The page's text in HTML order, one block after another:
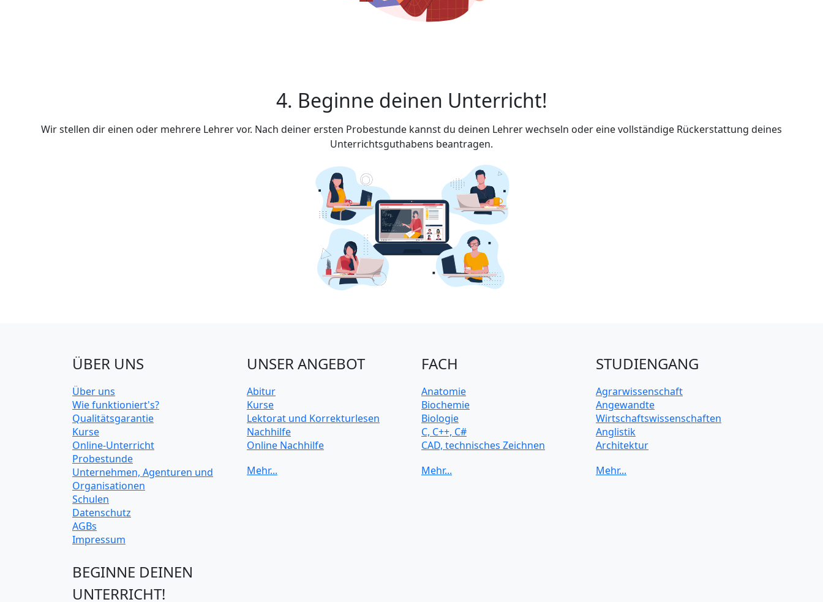
4. Beginne deinen Unterricht!
Wir stellen dir einen oder mehrere Lehrer vor. Nach deiner ersten Probestunde kannst du deinen Lehrer wechseln oder eine vollständige Rückerstattung deines
Unterrichtsguthabens beantragen.
ÜBER UNS
Über uns
Wie funktioniert's?
Qualitätsgarantie
Kurse
Online-Unterricht
Probestunde
Unternehmen, Agenturen und
Organisationen
Schulen
Datenschutz
AGBs
Impressum
BEGINNE DEINEN
UNTERRICHT!
UNSER ANGEBOT
Abitur
Kurse
Lektorat und Korrekturlesen
Nachhilfe
Online Nachhilfe
FACH
Anatomie
Biochemie
Biologie
C, C++, C#
CAD, technisches Zeichnen
Computerarchitektur
STUDIENGANG
Agrarwissenschaft
Angewandte
Wirtschaftswissenschaften
Anglistik
Architektur
Betriebswirtschaft BWL